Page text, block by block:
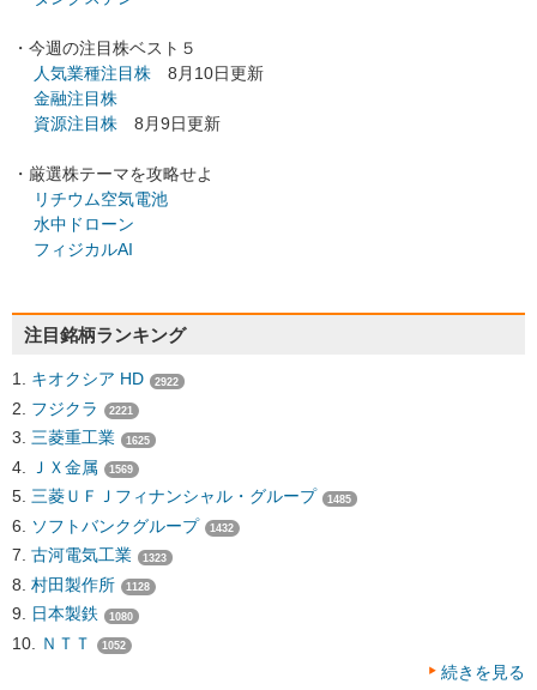
・今週の注目株ベスト５
人気業種注目株 8月10日更新
金融注目株
資源注目株 8月9日更新
・厳選株テーマを攻略せよ
リチウム空気電池
水中ドローン
フィジカルAI
注目銘柄ランキング
キオクシア HD 2922
フジクラ 2221
三菱重工業 1625
ＪＸ金属 1569
三菱ＵＦＪフィナンシャル・グループ 1485
ソフトバンクグループ 1432
古河電気工業 1323
村田製作所 1128
日本製鉄 1080
ＮＴＴ 1052
続きを見る